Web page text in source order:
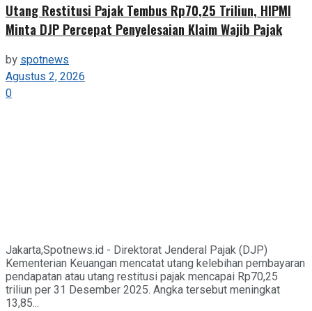
Utang Restitusi Pajak Tembus Rp70,25 Triliun, HIPMI
Minta DJP Percepat Penyelesaian Klaim Wajib Pajak
byspotnews
Agustus 2, 2026
0
Jakarta,Spotnews.id - Direktorat Jenderal Pajak (DJP)
Kementerian Keuangan mencatat utang kelebihan pembayaran
pendapatan atau utang restitusi pajak mencapai Rp70,25
triliun per 31 Desember 2025. Angka tersebut meningkat
13,85...